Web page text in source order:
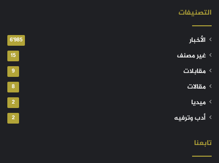
التصنيفات
الأخبار 6٬985
غير مصنف 15
مقابلات 9
مقالات 8
ميديا 2
أدب وترفيه 2
تابعنا